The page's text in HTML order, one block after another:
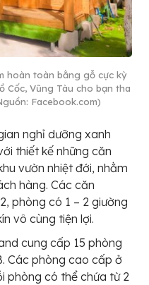
hoàn toàn bằng gỗ cực kỳ
Cốc, Vũng Tàu cho bạn tha
Facebook.com)
nghỉ dưỡng xanh
thiết kế những căn
vườn nhiệt đới, nhằm
hàng. Các căn
phòng có 1 – 2 giường
vô cùng tiện lợi.
cung cấp 15 phòng
Các phòng cao cấp ở
phòng có thể chứa từ 2